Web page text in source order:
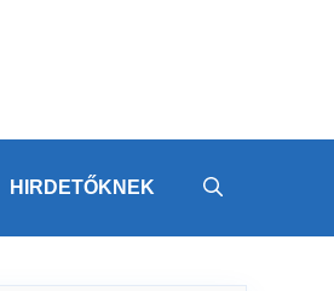
HIRDETŐKNEK